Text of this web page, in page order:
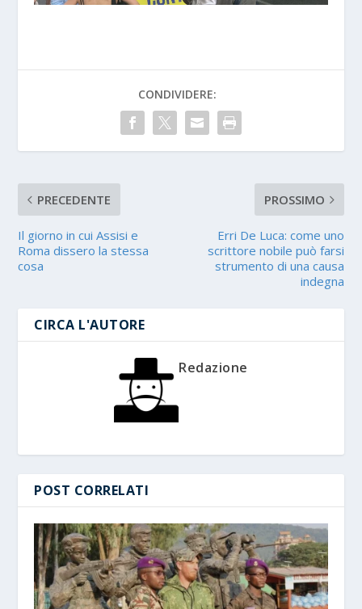
CONDIVIDERE:
PRECEDENTE
Il giorno in cui Assisi e
Roma dissero la stessa
cosa
PROSSIMO
Erri De Luca: come uno
scrittore nobile può farsi
strumento di una causa
indegna
CIRCA L'AUTORE
Redazione
POST CORRELATI